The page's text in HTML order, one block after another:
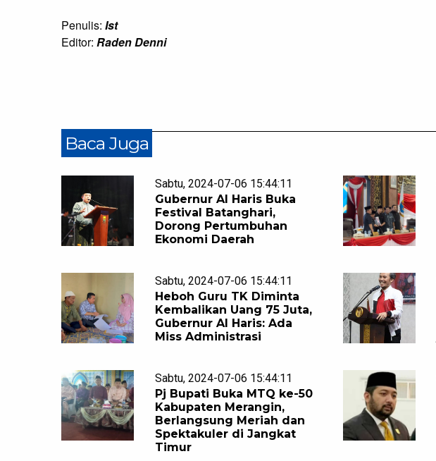
Penulis: Ist
Editor: Raden Denni
Baca Juga
Sabtu, 2024-07-06 15:44:11
Gubernur Al Haris Buka
Festival Batanghari,
Dorong Pertumbuhan
Ekonomi Daerah
Sabtu, 2024-07-06 15:44:11
Heboh Guru TK Diminta
Kembalikan Uang 75 Juta,
Gubernur Al Haris: Ada
Miss Administrasi
Sabtu, 2024-07-06 15:44:11
Pj Bupati Buka MTQ ke-50
Kabupaten Merangin,
Berlangsung Meriah dan
Spektakuler di Jangkat
Timur